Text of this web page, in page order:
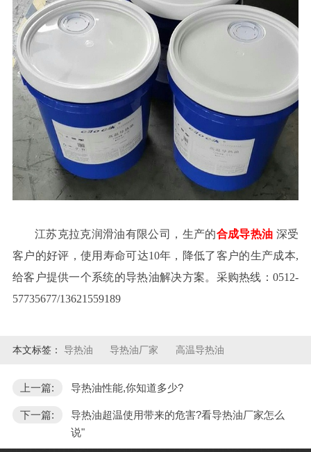
江苏克拉克润滑油有限公司，生产的合成导热油 深受
客户的好评，使用寿命可达10年，降低了客户的生产成本,
给客户提供一个系统的导热油解决方案。采购热线：0512-
57735677/13621559189
本文标签： 导热油 导热油厂家 高温导热油
上一篇: 导热油性能,你知道多少?
下一篇:
导热油超温使用带来的危害?看导热油厂家怎么
说"